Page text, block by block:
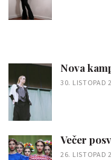
Nova
30. LISTOPAD
Večer
26. LISTOPAD